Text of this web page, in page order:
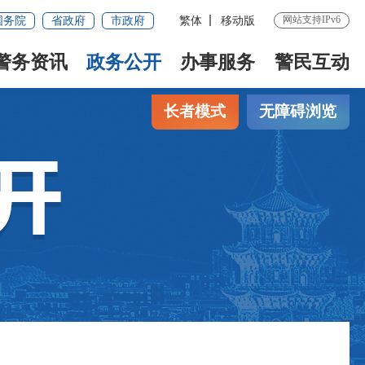
务院 省政府 市政府 繁体 移动版 网站支持IPv6
务资讯 政务公开 办事服务 警民互动
长者模式 无障碍浏览